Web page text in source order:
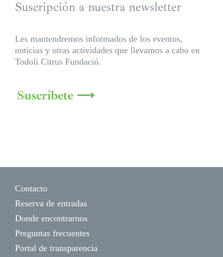
Suscripción a nuestra newsletter
Les mantendremos informados de los eventos,
noticias y otras actividades que llevamos a cabo en
Todoli Citrus Fundació.
Suscríbete ⟶
Contacto
Reserva de entradas
Donde encontrarnos
Preguntas frecuentes
Portal de transparencia